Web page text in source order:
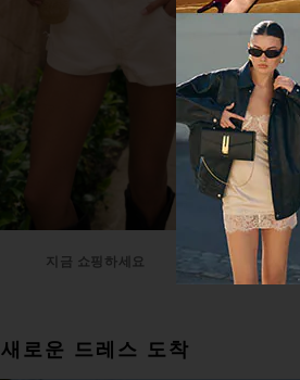
지금 쇼핑하세요
새로운 드레스 도착